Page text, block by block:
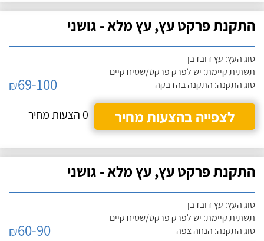
התקנת פרקט עץ, עץ מלא - גושני
סוג העץ: עץ דובדבן
תשתית קיימת: יש לפרק פרקט/שטיח קיים
סוג התקנה: התקנה בהדבקה
₪69-100
לצפייה בהצעות מחיר
0 הצעות מחיר
התקנת פרקט עץ, עץ מלא - גושני
סוג העץ: עץ דובדבן
תשתית קיימת: יש לפרק פרקט/שטיח קיים
סוג התקנה: הנחה צפה
₪60-90